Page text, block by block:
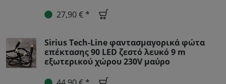
27,90 € *
Sirius Tech-Line φαντασμαγορικά φώτα
επέκτασης 90 LED ζεστό λευκό 9 m
εξωτερικού χώρου 230V μαύρο